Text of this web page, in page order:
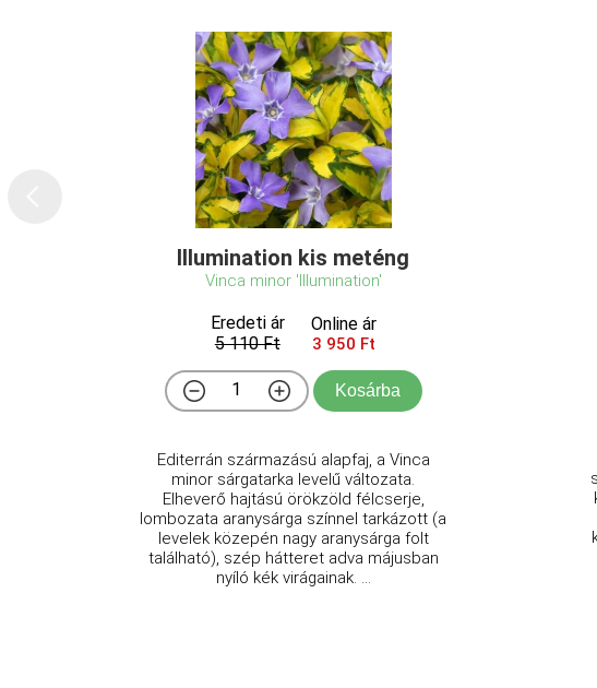
Illumination kis meténg
Vinca minor 'Illumination'
Eredeti ár
5 110 Ft
Online ár
3 950 Ft
Kosárba
Editerrán származású alapfaj, a Vinca
minor sárgatarka levelű változata.
Elheverő hajtású örökzöld félcserje,
lombozata aranysárga színnel tarkázott (a
levelek közepén nagy aranysárga folt
található), szép hátteret adva májusban
nyíló kék virágainak. ...